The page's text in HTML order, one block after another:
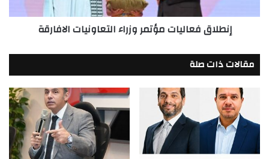
إنطلاق فعاليات مؤتمر وزراء التعاونيات الافارقة
مقالات ذات صلة